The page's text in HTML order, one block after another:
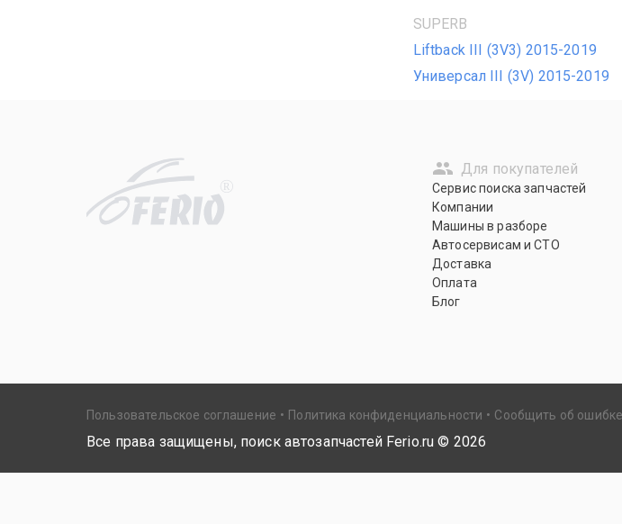
SUPERB
Liftback III (3V3) 2015-2019
Универсал III (3V) 2015-2019
R
Для покупателей
Сервис поиска запчастей
Компании
Машины в разборе
Автосервисам и СТО
Доставка
Оплата
Блог
Пользовательское соглашение Политика конфиденциальности Сообщить об ошибке
Все права защищены, поиск автозапчастей Ferio.ru © 2026